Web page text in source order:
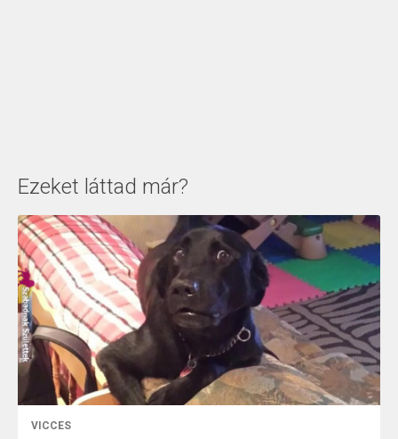
Ezeket láttad már?
VICCES